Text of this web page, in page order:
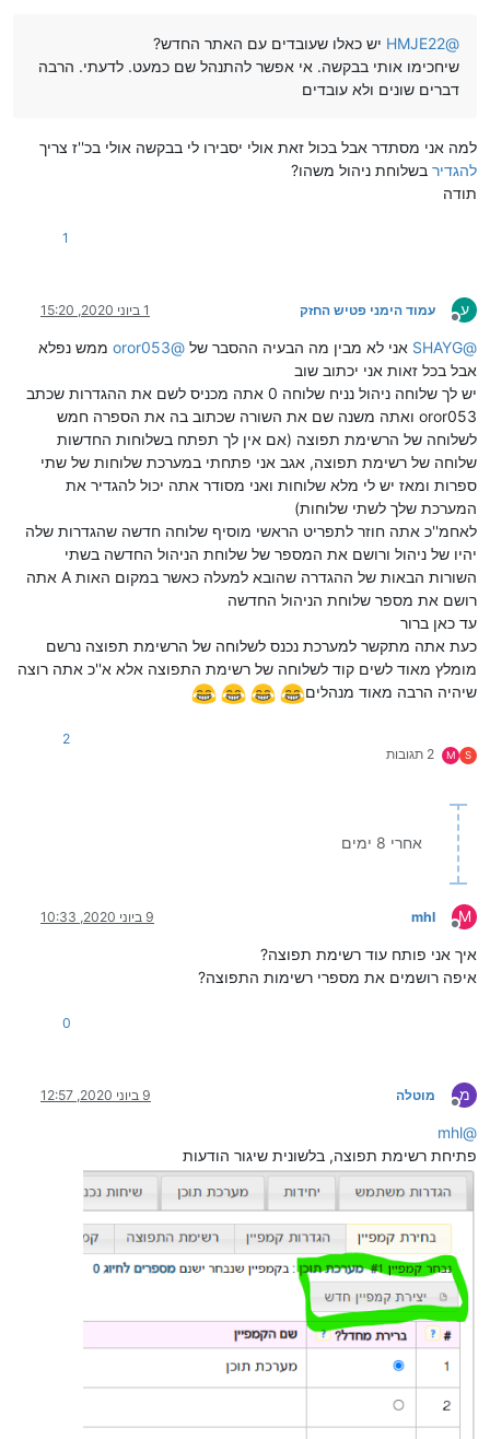
@
HMJE22 יש כאלו שעובדים עם האתר החדש?
שיחכימו אותי בבקשה. אי אפשר להתנהל שם כמעט. לדעתי. הרבה
דברים שונים ולא עובדים
למה אני מסתדר אבל בכול זאת אולי יסבירו לי בבקשה אולי בכ''ז צריך
להגדיר בשלוחת ניהול משהו?
תודה
1
ע
מנותק
עמוד הימני פטיש החזק 1 ביוני 2020, 15:20
@
SHAYG אני לא מבין מה הבעיה ההסבר של @
oror053 ממש נפלא
אבל בכל זאות אני יכתוב שוב
יש לך שלוחה ניהול נניח שלוחה 0 אתה מכניס לשם את ההגדרות שכתב
oror053 ואתה משנה שם את השורה שכתוב בה את הספרה חמש
לשלוחה של הרשימת תפוצה (אם אין לך תפתח בשלוחות החדשות
שלוחה של רשימת תפוצה, אגב אני פתחתי במערכת שלוחות של שתי
ספרות ומאז יש לי מלא שלוחות ואני מסודר אתה יכול להגדיר את
המערכת שלך לשתי שלוחות)
לאחמ''כ אתה חוזר לתפריט הראשי מוסיף שלוחה חדשה שהגדרות שלה
יהיו של ניהול ורושם את המספר של שלוחת הניהול החדשה בשתי
השורות הבאות של ההגדרה שהובא למעלה כאשר במקום האות A אתה
רושם את מספר שלוחת הניהול החדשה
עד כאן ברור
כעת אתה מתקשר למערכת נכנס לשלוחה של הרשימת תפוצה נרשם
מומלץ מאוד לשים קוד לשלוחה של רשימת התפוצה אלא א''כ אתה רוצה
שיהיה הרבה מאוד מנהלים
S
M 2 תגובות
2
אחרי 8 ימים
M
מנותק
mhl 9 ביוני 2020, 10:33
איך אני פותח עוד רשימת תפוצה?
איפה רושמים את מספרי רשימות התפוצה?
0
מ
מנותק
מוטלה 9 ביוני 2020, 12:57
@
mhl
פתיחת רשימת תפוצה, בלשונית שיגור הודעות